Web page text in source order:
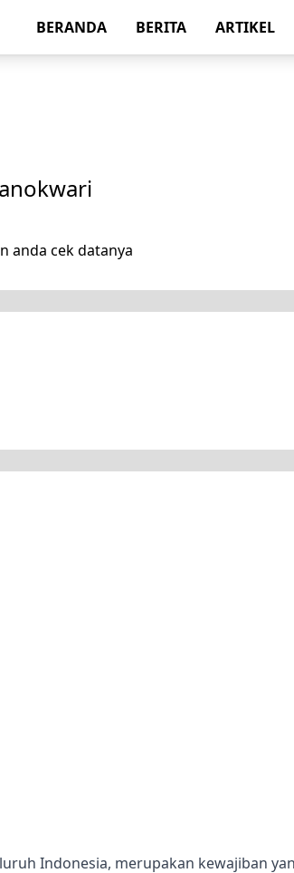
BERANDA BERITA ARTIKEL
anda cek datanya
Indonesia, merupakan kewajiban